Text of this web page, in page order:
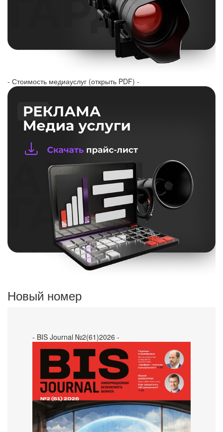
- Стоимость медиауслуг (открыть PDF) -
Новый номер
- BIS Journal №2(61)2026 -